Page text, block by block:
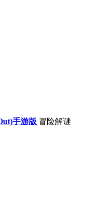
手游版 冒险解谜